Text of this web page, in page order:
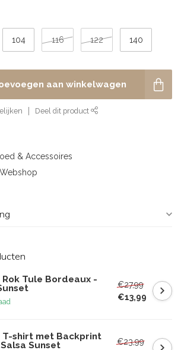
104 116 122 140
aan winkelwagen
Deel dit product
& Accessoires
Tule Bordeaux -
€27,99
€13,99
T-shirt met Backprint
Sunset
€23,99